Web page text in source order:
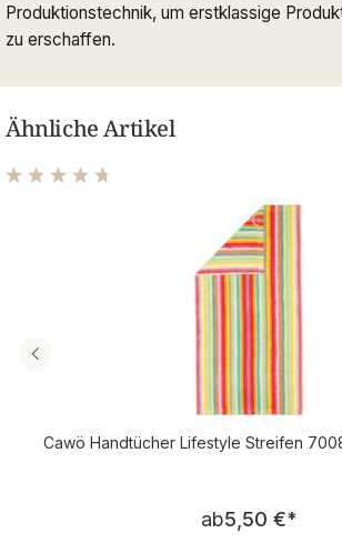
Produktionstechnik, um erstklassige
zu erschaffen.
Ähnliche Artikel
Durchschnittliche Bewertung von 4.71
Cawö Handtücher Lifestyle Streifen
Regulärer
ab5,50 €*